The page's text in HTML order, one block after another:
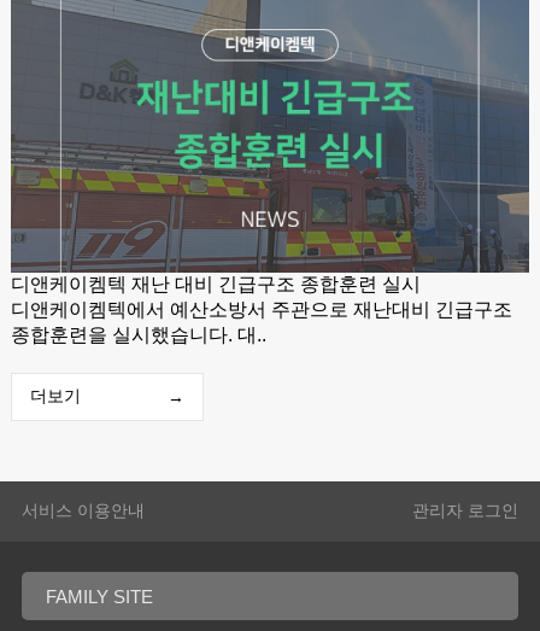
디앤케이켐텍 재난 대비 긴급구조 종합훈련 실시
디앤케이켐텍에서 예산소방서 주관으로 재난대비 긴급구조
종합훈련을 실시했습니다. 대..
더보기 →
서비스 이용안내 관리자 로그인